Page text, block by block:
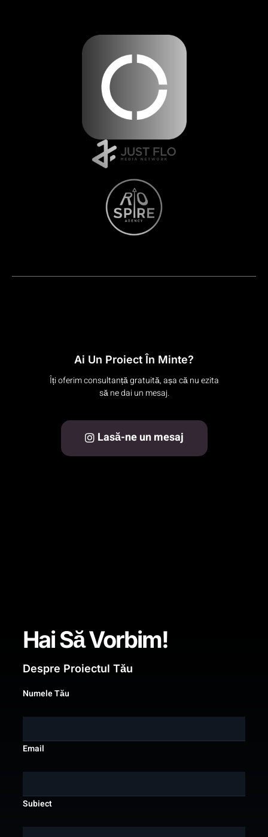
Ai Un Proiect În Minte?
Îți oferim consultanță gratuită, așa că nu ezita
să ne dai un mesaj.
Lasă-ne un mesaj
Hai Să Vorbim!
Despre Proiectul Tău
Numele Tău
Email
Subiect